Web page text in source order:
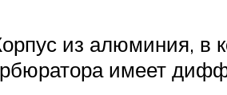
из алюминия, в
имеет